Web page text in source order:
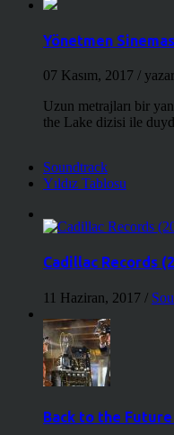
Yönetmen
07 Kasım, 2017 /
Uzun metrajları bir
the Lake dizisi ile
Soundtrack
Yıldız Tablosu
Cadillac Records
11 Haziran, 2017 /
Back to the